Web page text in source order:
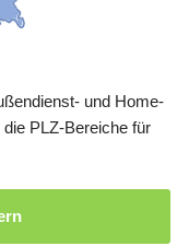
und Home-
PLZ-Bereiche für